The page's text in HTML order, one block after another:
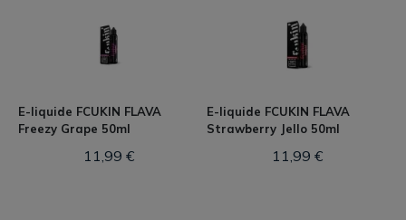
E-liquide FCUKIN FLAVA
Freezy Grape 50ml
11,99 €
E-liquide FCUKIN FLAVA
Strawberry Jello 50ml
11,99 €